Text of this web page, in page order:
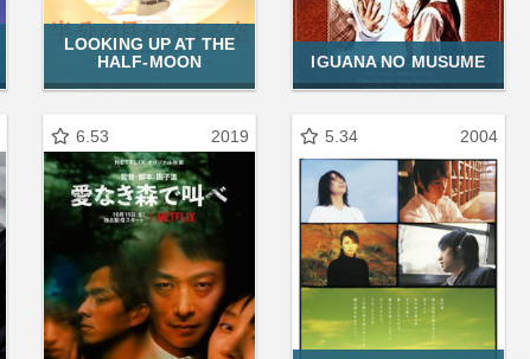
LOOKING UP AT THE
HALF-MOON
IGUANA NO MUSUME
6.53 2019 5.34 2004